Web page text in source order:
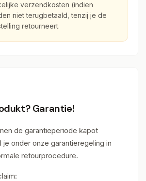
verzendkosten (indien
niet terugbetaald, tenzij je de
retourneert.
Garantie!
de garantieperiode kapot
je onder onze garantieregeling in
retourprocedure.